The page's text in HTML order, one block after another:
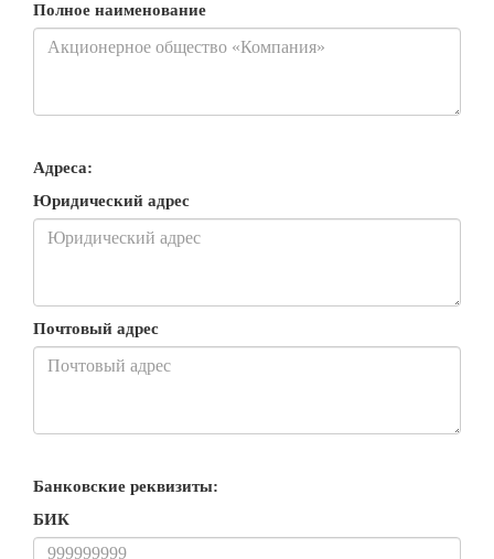
Полное наименование
Адреса:
Юридический адрес
Почтовый адрес
Банковские реквизиты:
БИК